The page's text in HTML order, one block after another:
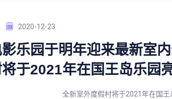
2020-12-23
乐园于明年迎来最新室
于2021年在国王岛乐园
全新室外度假村将于2021年在国王